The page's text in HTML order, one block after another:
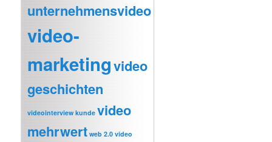
unternehmensvideo
video-
marketingvideo
geschichten
videointerview kunde video
mehrwert web 2.0 video